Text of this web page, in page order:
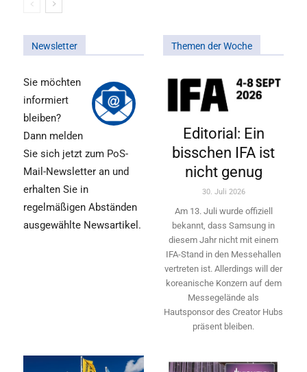
Newsletter
Sie möchten
informiert
bleiben?
Dann melden
Sie sich jetzt zum PoS-
Mail-Newsletter an und
erhalten Sie in
regelmäßigen Abständen
ausgewählte Newsartikel.
Themen der Woche
Editorial: Ein
bisschen IFA ist
nicht genug
30. Juli 2026
Am 13. Juli wurde offiziell
bekannt, dass Samsung in
diesem Jahr nicht mit einem
IFA-Stand in den Messehallen
vertreten ist. Allerdings will ­der
koreanische Konzern auf dem
Messegelände als
Hautsponsor des Creator Hubs
präsent bleiben.